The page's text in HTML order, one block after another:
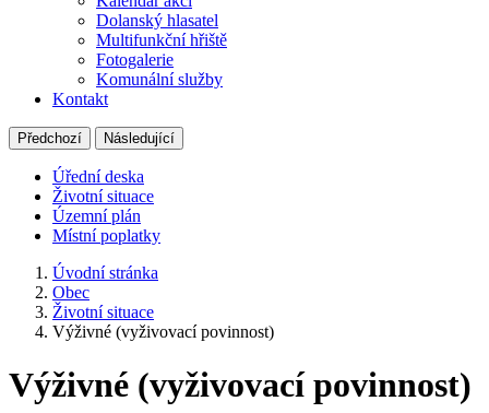
Dolanský hlasatel
Multifunkční hřiště
Fotogalerie
Komunální služby
Kontakt
Předchozí Následující
Úřední deska
Životní situace
Územní plán
Místní poplatky
Úvodní stránka
Obec
Životní situace
Výživné (vyživovací povinnost)
Výživné (vyživovací povinnost)